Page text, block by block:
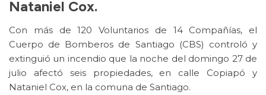
Nataniel Cox.
Con más de 120 Voluntarios de 14 Compañías, el
Cuerpo de Bomberos de Santiago (CBS) controló y
extinguió un incendio que la noche del domingo 27 de
julio afectó seis propiedades, en calle Copiapó y
Nataniel Cox, en la comuna de Santiago.